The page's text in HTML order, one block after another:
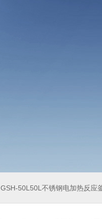
GSH-50L50L不锈钢电加热反应